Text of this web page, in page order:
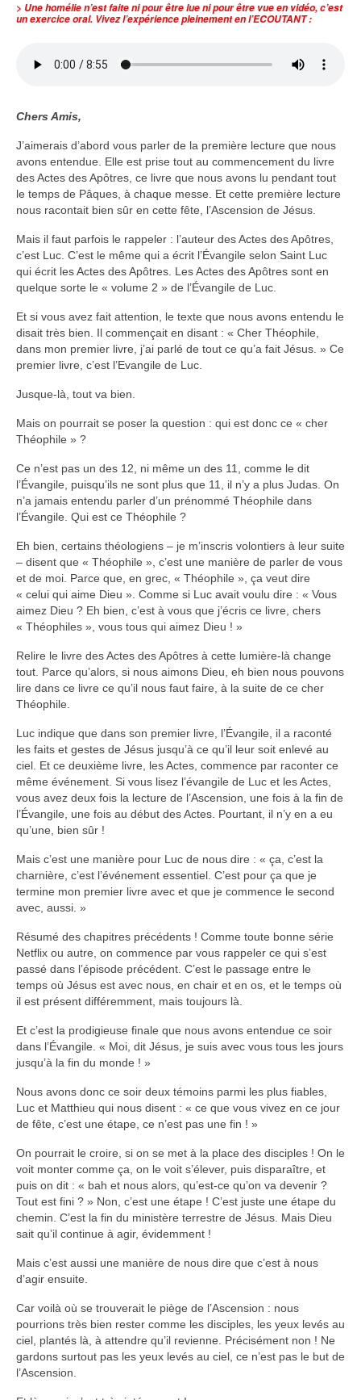
Mon témoignage
Vidéos Bibliques
Autres Vidéos
Conférences, Retraites
Enseignements ALTIUS
Enseignements CCRFE-ABC
Autres Enseignements
Prier
Partagez votre prière
Célébrer
Lieux et Dates
Prochaines Messes
> Une homélie n’est faite ni pour être lue ni pour être vue en vidéo, c’est
un exercice oral. Vivez l’expérience pleinement en l’ECOUTANT :
Chers Amis,
J’aimerais d’abord vous parler de la première lecture que nous
avons entendue. Elle est prise tout au commencement du livre
des Actes des Apôtres, ce livre que nous avons lu pendant tout
le temps de Pâques, à chaque messe. Et cette première lecture
nous racontait bien sûr en cette fête, l’Ascension de Jésus.
Mais il faut parfois le rappeler : l’auteur des Actes des Apôtres,
c’est Luc. C’est le même qui a écrit l’Évangile selon Saint Luc
qui écrit les Actes des Apôtres. Les Actes des Apôtres sont en
quelque sorte le « volume 2 » de l’Évangile de Luc.
Et si vous avez fait attention, le texte que nous avons entendu le
disait très bien. Il commençait en disant : « Cher Théophile,
dans mon premier livre, j’ai parlé de tout ce qu’a fait Jésus. » Ce
premier livre, c’est l’Evangile de Luc.
Jusque-là, tout va bien.
Mais on pourrait se poser la question : qui est donc ce « cher
Théophile » ?
Ce n’est pas un des 12, ni même un des 11, comme le dit
l’Évangile, puisqu’ils ne sont plus que 11, il n’y a plus Judas. On
n’a jamais entendu parler d’un prénommé Théophile dans
l’Évangile. Qui est ce Théophile ?
Eh bien, certains théologiens – je m’inscris volontiers à leur suite
– disent que « Théophile », c’est une manière de parler de vous
et de moi. Parce que, en grec, « Théophile », ça veut dire
« celui qui aime Dieu ». Comme si Luc avait voulu dire : « Vous
aimez Dieu ? Eh bien, c’est à vous que j’écris ce livre, chers
« Théophiles », vous tous qui aimez Dieu ! »
Relire le livre des Actes des Apôtres à cette lumière-là change
tout. Parce qu’alors, si nous aimons Dieu, eh bien nous pouvons
lire dans ce livre ce qu’il nous faut faire, à la suite de ce cher
Théophile.
Luc indique que dans son premier livre, l’Évangile, il a raconté
les faits et gestes de Jésus jusqu’à ce qu’il leur soit enlevé au
ciel. Et ce deuxième livre, les Actes, commence par raconter ce
même événement. Si vous lisez l’évangile de Luc et les Actes,
vous avez deux fois la lecture de l’Ascension, une fois à la fin de
l’Évangile, une fois au début des Actes. Pourtant, il n’y en a eu
qu’une, bien sûr !
Mais c’est une manière pour Luc de nous dire : « ça, c’est la
charnière, c’est l’événement essentiel. C’est pour ça que je
termine mon premier livre avec et que je commence le second
avec, aussi. »
Résumé des chapitres précédents ! Comme toute bonne série
Netflix ou autre, on commence par vous rappeler ce qui s’est
passé dans l’épisode précédent. C’est le passage entre le
temps où Jésus est avec nous, en chair et en os, et le temps où
il est présent différemment, mais toujours là.
Et c’est la prodigieuse finale que nous avons entendue ce soir
dans l’Évangile. « Moi, dit Jésus, je suis avec vous tous les jours
jusqu’à la fin du monde ! »
Nous avons donc ce soir deux témoins parmi les plus fiables,
Luc et Matthieu qui nous disent : « ce que vous vivez en ce jour
de fête, c’est une étape, ce n’est pas une fin ! »
On pourrait le croire, si on se met à la place des disciples ! On le
voit monter comme ça, on le voit s’élever, puis disparaître, et
puis on dit : « bah et nous alors, qu’est-ce qu’on va devenir ?
Tout est fini ? » Non, c’est une étape ! C’est juste une étape du
chemin. C’est la fin du ministère terrestre de Jésus. Mais Dieu
sait qu’il continue à agir, évidemment !
Mais c’est aussi une manière de nous dire que c’est à nous
d’agir ensuite.
Car voilà où se trouverait le piège de l’Ascension : nous
pourrions très bien rester comme les disciples, les yeux levés au
ciel, plantés là, à attendre qu’il revienne. Précisément non ! Ne
gardons surtout pas les yeux levés au ciel, ce n’est pas le but de
l’Ascension.